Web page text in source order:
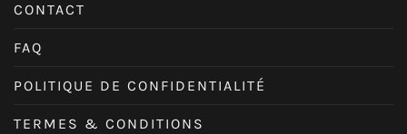
CONTACT
FAQ
POLITIQUE DE CONFIDENTIALITÉ
TERMES & CONDITIONS